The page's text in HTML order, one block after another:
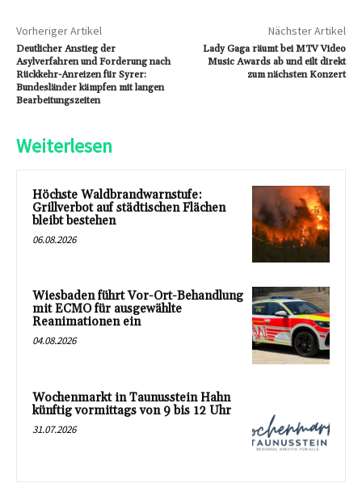
Vorheriger Artikel
Deutlicher Anstieg der
Asylverfahren und Forderung nach
Rückkehr-Anreizen für Syrer:
Bundesländer kämpfen mit langen
Bearbeitungszeiten
Nächster Artikel
Lady Gaga räumt bei MTV Video
Music Awards ab und eilt direkt
zum nächsten Konzert
Weiterlesen
Höchste Waldbrandwarnstufe:
Grillverbot auf städtischen Flächen
bleibt bestehen
06.08.2026
Wiesbaden führt Vor-Ort-Behandlung
mit ECMO für ausgewählte
Reanimationen ein
04.08.2026
Wochenmarkt in Taunusstein Hahn
künftig vormittags von 9 bis 12 Uhr
31.07.2026